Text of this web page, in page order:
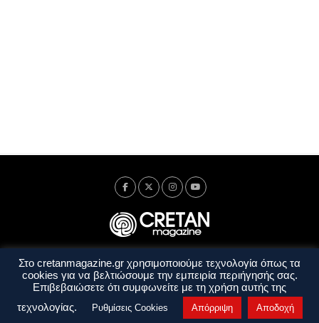
Ταυτότητα Πολιτική Απορρήτου
Όροι Χρήσης
Όροι και Προϋποθέσεις
Στο cretanmagazine.gr χρησιμοποιούμε τεχνολογία όπως τα
cookies για να βελτιώσουμε την εμπειρία περιήγησής σας.
Επιβεβαιώσετε ότι συμφωνείτε με τη χρήση αυτής της
τεχνολογίας.
Ρυθμίσεις Cookies Απόρριψη Αποδοχή